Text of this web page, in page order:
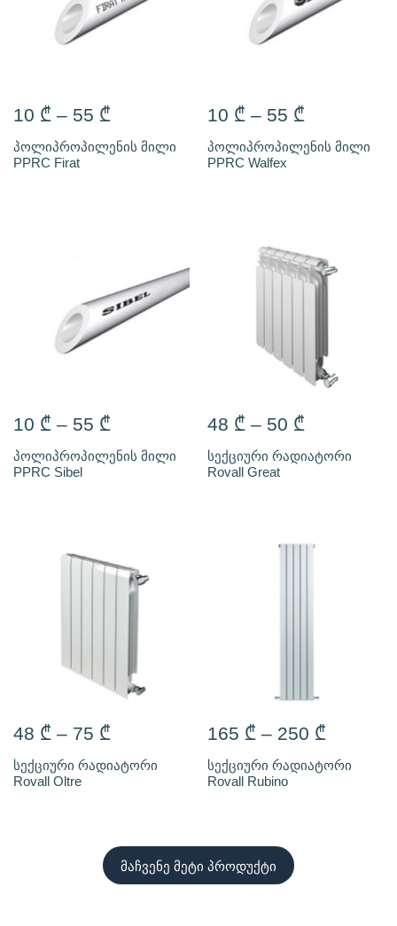
10 ₾ – 55 ₾
პოლიპროპილენის მილი
PPRC Firat
10 ₾ – 55 ₾
პოლიპროპილენის მილი
PPRC Walfex
10 ₾ – 55 ₾
პოლიპროპილენის მილი
PPRC Sibel
48 ₾ – 50 ₾
სექციური რადიატორი
Rovall Great
48 ₾ – 75 ₾
სექციური რადიატორი
Rovall Oltre
165 ₾ – 250 ₾
სექციური რადიატორი
Rovall Rubino
მაჩვენე მეტი პროდუქტი